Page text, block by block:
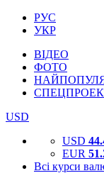
РУС
УКР
ВІДЕО
ФОТО
USD
USD
EUR
Всі курси